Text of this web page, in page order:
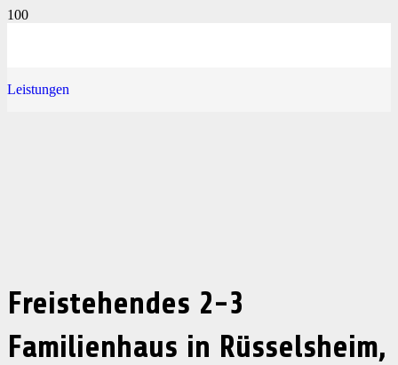
Leistungen
Freistehendes 2-3
Familienhaus in Rüsselsheim,